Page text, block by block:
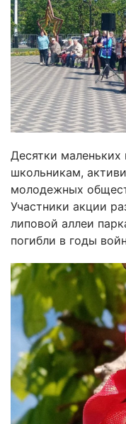
Десятки маленьких
школьникам,
молодежных
Участники акции
липовой аллеи
погибли в годы